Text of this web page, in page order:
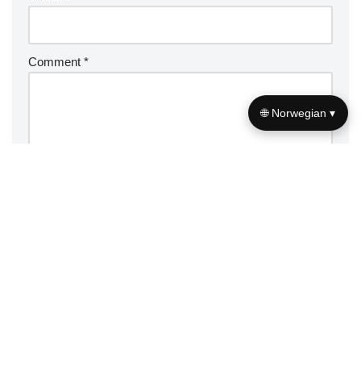
Comment *
🌐 Norwegian ▾